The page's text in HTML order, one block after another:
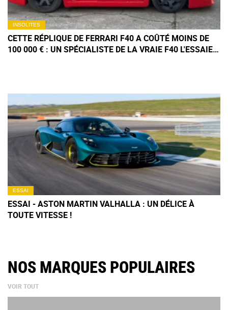
INSOLITES
CETTE RÉPLIQUE DE FERRARI F40 A COÛTÉ MOINS DE
100 000 € : UN SPÉCIALISTE DE LA VRAIE F40 L'ESSAIE
ESSAI
ESSAI - ASTON MARTIN VALHALLA : UN DÉLICE À
TOUTE VITESSE !
NOS MARQUES POPULAIRES
VOIR TOUT